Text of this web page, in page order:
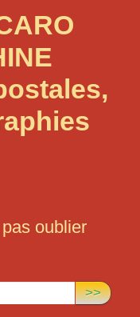
oublier
>>